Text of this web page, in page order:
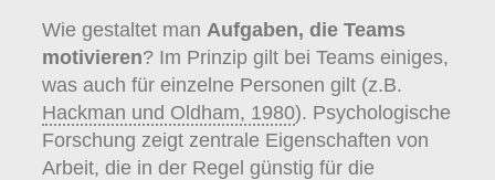
Wie gestaltet man Aufgaben, die Teams
motivieren? Im Prinzip gilt bei Teams einiges,
was auch für einzelne Personen gilt (z.B.
Hackman und Oldham, 1980). Psychologische
Forschung zeigt zentrale Eigenschaften von
Arbeit, die in der Regel günstig für die